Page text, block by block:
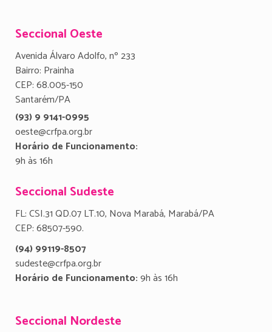
Seccional Oeste
Avenida Álvaro Adolfo, nº 233
Bairro: Prainha
CEP: 68.005-150
Santarém/PA
(93) 9 9141-0995
oeste@crfpa.org.br
Horário de Funcionamento:
9h às 16h
Seccional Sudeste
FL: CSI.31 QD.07 LT.10, Nova Marabá, Marabá/PA
CEP: 68507-590.
(94) 99119-8507
sudeste@crfpa.org.br
Horário de Funcionamento:9h às 16h
Seccional Nordeste